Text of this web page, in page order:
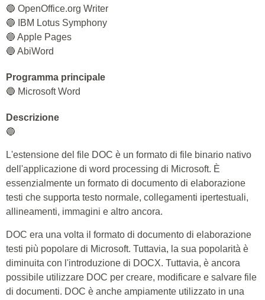
🔵 OpenOffice.org Writer
🔵 IBM Lotus Symphony
🔵 Apple Pages
🔵 AbiWord
Programma principale
🔵 Microsoft Word
Descrizione
🔵
L'estensione del file DOC è un formato di file binario nativo
dell'applicazione di word processing di Microsoft. È
essenzialmente un formato di documento di elaborazione
testi che supporta testo normale, collegamenti ipertestuali,
allineamenti, immagini e altro ancora.
DOC era una volta il formato di documento di elaborazione
testi più popolare di Microsoft. Tuttavia, la sua popolarità è
diminuita con l'introduzione di DOCX. Tuttavia, è ancora
possibile utilizzare DOC per creare, modificare e salvare file
di documenti. DOC è anche ampiamente utilizzato in una